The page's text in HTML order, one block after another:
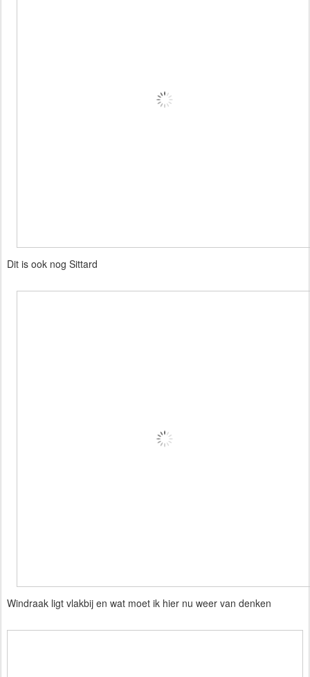
Dit is ook nog Sittard
Windraak ligt vlakbij en wat moet ik hier nu weer van denken